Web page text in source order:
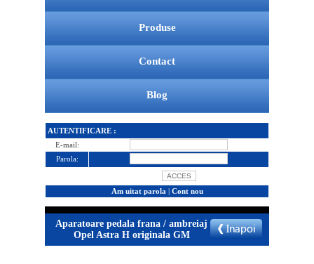
Produse
Contact
Blog
AUTENTIFICARE :
E-mail:
Parola:
Am uitat parola | Cont nou
Aparatoare pedala frana / ambreiaj
Opel Astra H originala GM